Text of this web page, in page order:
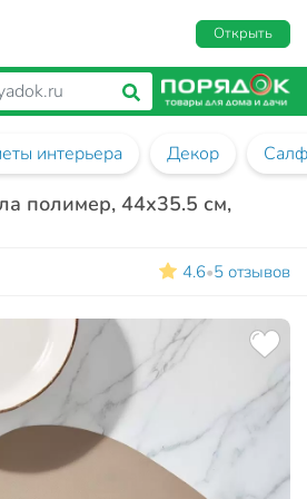
Открыть
интерьера Декор
полимер, 44х35.5 см,
4.6•5 отзывов